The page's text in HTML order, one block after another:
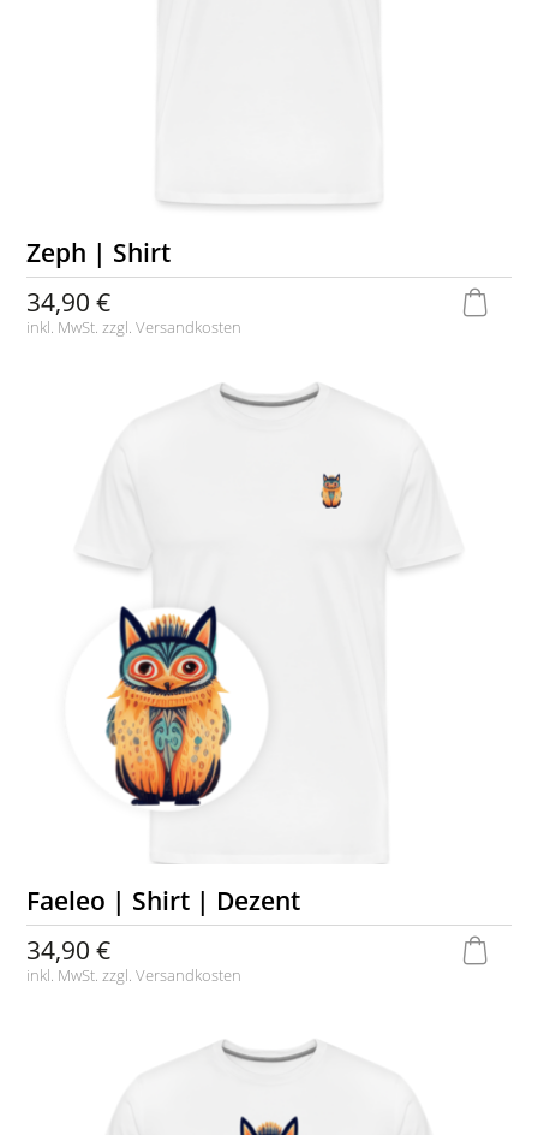
Zeph | Shirt
34,90 €
inkl. MwSt. zzgl.Versandkosten
Faeleo | Shirt | Dezent
34,90 €
inkl. MwSt. zzgl.Versandkosten